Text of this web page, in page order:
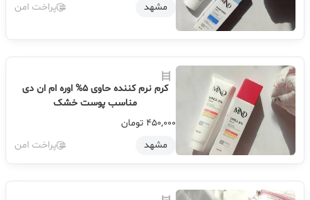
مشهد
پراخت امن
کرم نرم کننده حاوی 5% اوره ام ان دی
مناسب پوست خشک
450,000 تومان
مشهد
پراخت امن